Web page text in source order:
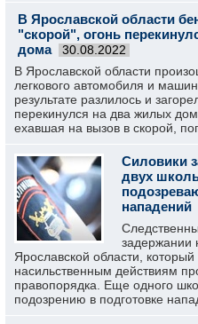
В Ярославской области
"скорой", огонь
дома
30.08.2022
В Ярославской области
легкового автомобиля и
результате разлилось и
перекинулся на два жилых
ехавшая на вызов в скорой,
Силовики
двух
нападений
задержании
Ярославской области,
насильственным действиям
правопорядка. Еще одного
подозрению в подготовке